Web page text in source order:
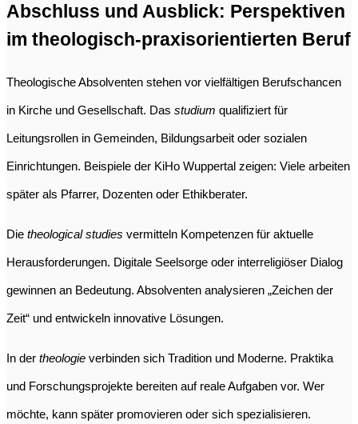
Abschluss und Ausblick: Perspektiven
im theologisch-praxisorientierten Beruf
Theologische Absolventen stehen vor vielfältigen Berufschancen
in Kirche und Gesellschaft. Das studium qualifiziert für
Leitungsrollen in Gemeinden, Bildungsarbeit oder sozialen
Einrichtungen. Beispiele der KiHo Wuppertal zeigen: Viele arbeiten
später als Pfarrer, Dozenten oder Ethikberater.
Die theological studies vermitteln Kompetenzen für aktuelle
Herausforderungen. Digitale Seelsorge oder interreligiöser Dialog
gewinnen an Bedeutung. Absolventen analysieren „Zeichen der
Zeit“ und entwickeln innovative Lösungen.
In der theologie verbinden sich Tradition und Moderne. Praktika
und Forschungsprojekte bereiten auf reale Aufgaben vor. Wer
möchte, kann später promovieren oder sich spezialisieren.